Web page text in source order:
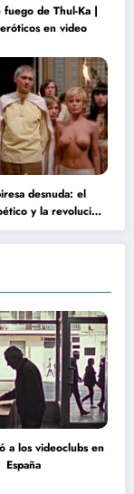
fuego de Thul-Ka |
en video
desnuda: el
y la revolución
de Jean Rollin
a los videoclubs en
España